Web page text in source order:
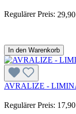
Regulärer Preis:
In den Warenkorb
AVRALIZE -
Regulärer Preis: